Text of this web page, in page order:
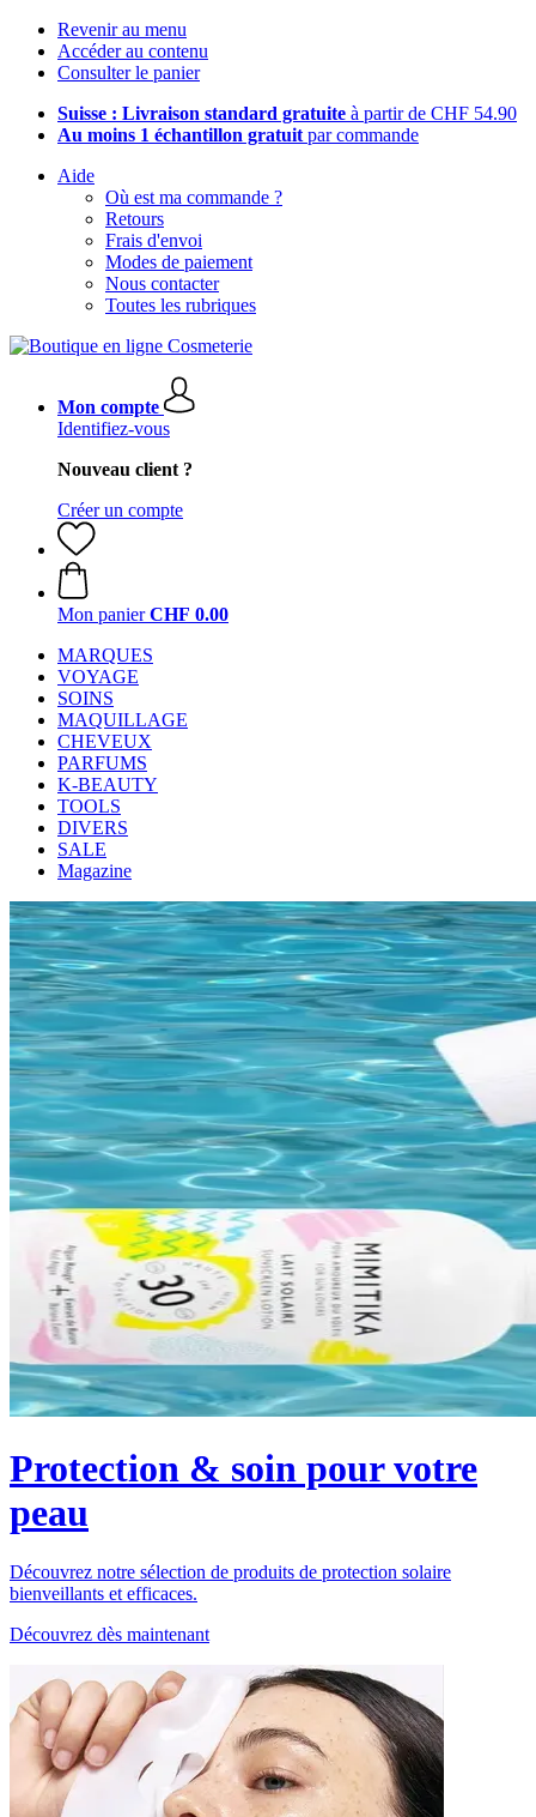
Revenir au menu
Accéder au contenu
Consulter le panier
Suisse : Livraison standard gratuite à partir de CHF 54.90
Au moins 1 échantillon gratuit par commande
Aide
Où est ma commande ?
Retours
Frais d'envoi
Modes de paiement
Nous contacter
Toutes les rubriques
Mon compte
Identifiez-vous
Nouveau client ?
Créer un compte
Mon panier CHF 0.00
MARQUES
VOYAGE
SOINS
MAQUILLAGE
CHEVEUX
PARFUMS
K-BEAUTY
TOOLS
DIVERS
SALE
Magazine
Protection & soin pour votre
peau
Découvrez notre sélection de produits de protection solaire
bienveillants et efficaces.
Découvrez dès maintenant